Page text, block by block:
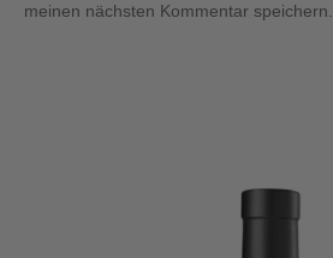
meinen nächsten Kommentar speichern.